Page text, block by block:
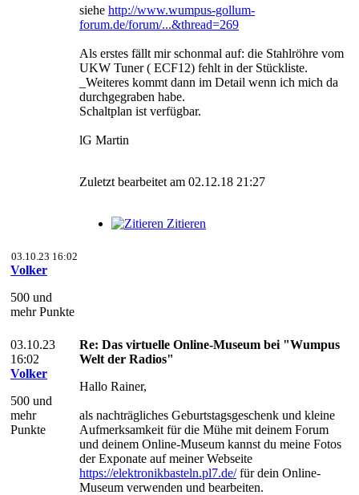
siehe http://www.wumpus-gollum-
forum.de/forum/...&thread=269
Als erstes fällt mir schonmal auf: die Stahlröhre vom
UKW Tuner ( ECF12) fehlt in der Stückliste.
_Weiteres kommt dann im Detail wenn ich mich da
durchgegraben habe.
Schaltplan ist verfügbar.
lG Martin
Zuletzt bearbeitet am 02.12.18 21:27
Zitieren
03.10.23 16:02
Volker
500 und
mehr Punkte
03.10.23
16:02
Volker
500 und
mehr
Punkte
Re: Das virtuelle Online-Museum bei "Wumpus
Welt der Radios"
Hallo Rainer,
als nachträgliches Geburtstagsgeschenk und kleine
Aufmerksamkeit für die Mühe mit deinem Forum
und deinem Online-Museum kannst du meine Fotos
der Exponate auf meiner Webseite
https://elektronikbasteln.pl7.de/für dein Online-
Museum verwenden und bearbeiten.